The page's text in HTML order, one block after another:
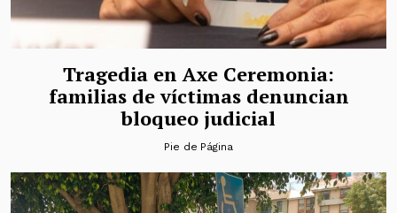
Tragedia en Axe Ceremonia:
familias de víctimas denuncian
bloqueo judicial
Pie de Página